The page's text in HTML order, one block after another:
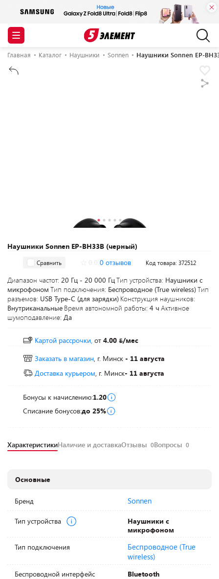
Главная Каталог Наушники Sonnen Наушники Sonnen EP-
Наушники Sonnen EP-BH33B (черный)
Сравнить 0 отзывов Код товара: 372512
Диапазон частот: 20 Гц - 20 000 ГцТип устройства: Наушники с
микрофоном Тип подключения: Беспроводное (True wireless)Тип
разъемов: USB Type-C (для зарядки) Конструкция наушников:
Внутриканальные Время автономной работы: 4 ч Активное
шумоподавление: Да
Картой рассрочки, от 4.00
/мес
Заказать в магазин, г. Минск - 11 августа
Доставка курьером, г. Минск- 11 августа
Бонусы к начислению:1.20
Списание бонусов:до 25%
ХарактеристикиНаличие и доставкаОтзывы 0Вопросы 0
Основные
Бренд Sonnen
Тип устройства
Наушники с
микрофоном
Тип подключения
Беспроводное (True
wireless)
Беспроводной интерфейс
Bluetooth